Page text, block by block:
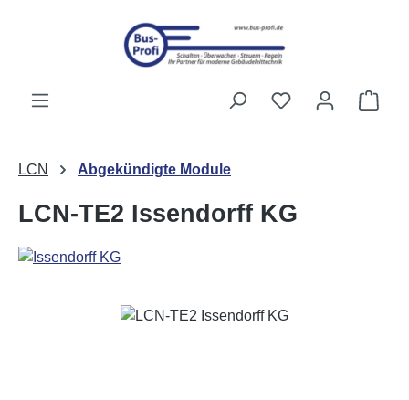
Zum Hauptinhalt springen
Du hast 0
LCN Abgekündigte Module
LCN-TE2 Issendorff KG
Bildergalerie überspringen